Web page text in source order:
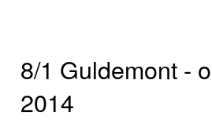
8/1 Guldemont -
2014